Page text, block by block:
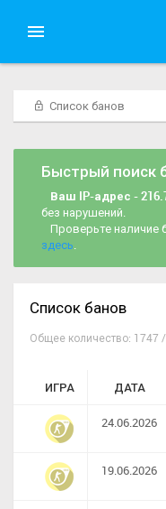
Список банов
Быстрый поиск
Ваш IP-адрес -
без нарушений.
Проверьте наличие
здесь.
Список банов
Общее количество: 1747
ИГРА ДАТА
24.06.2026
19.06.2026